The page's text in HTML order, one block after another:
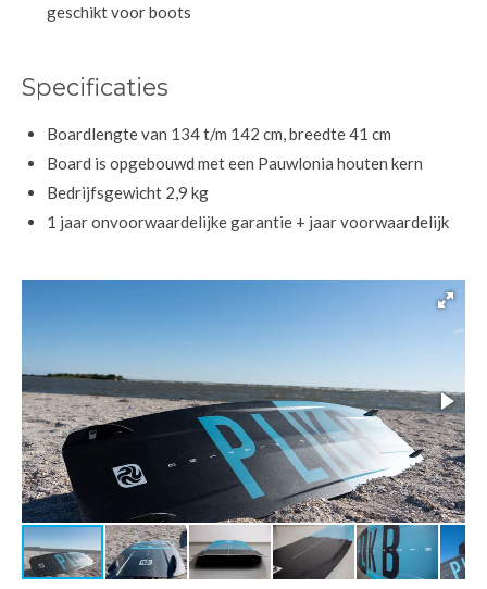
geschikt voor boots
Specificaties
Boardlengte van 134 t/m 142 cm, breedte 41 cm
Board is opgebouwd met een Pauwlonia houten kern
Bedrijfsgewicht 2,9 kg
1 jaar onvoorwaardelijke garantie + jaar voorwaardelijk